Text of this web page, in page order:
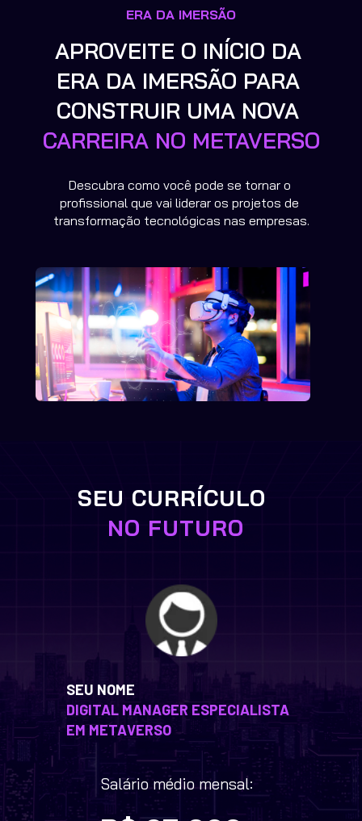
APROVEITE O INÍCIO DA
ERA DA IMERSÃO PARA
CARREIRA NO METAVERSO
Descubra como você pode se tornar o
profissional que vai liderar os projetos de
transformação tecnológicas nas empresas.
ERA DA IMERSÃO
SEU CURRÍCULO
NO FUTURO
SEU NOME
DIGITAL MANAGER ESPECIALISTA
EM METAVERSO
Salário médio mensal: